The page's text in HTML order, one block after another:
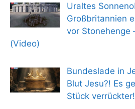
Uraltes
Großbritannien
vor Stonehenge
(Video)
Bundeslade in
Blut Jesu?! Es
Stück